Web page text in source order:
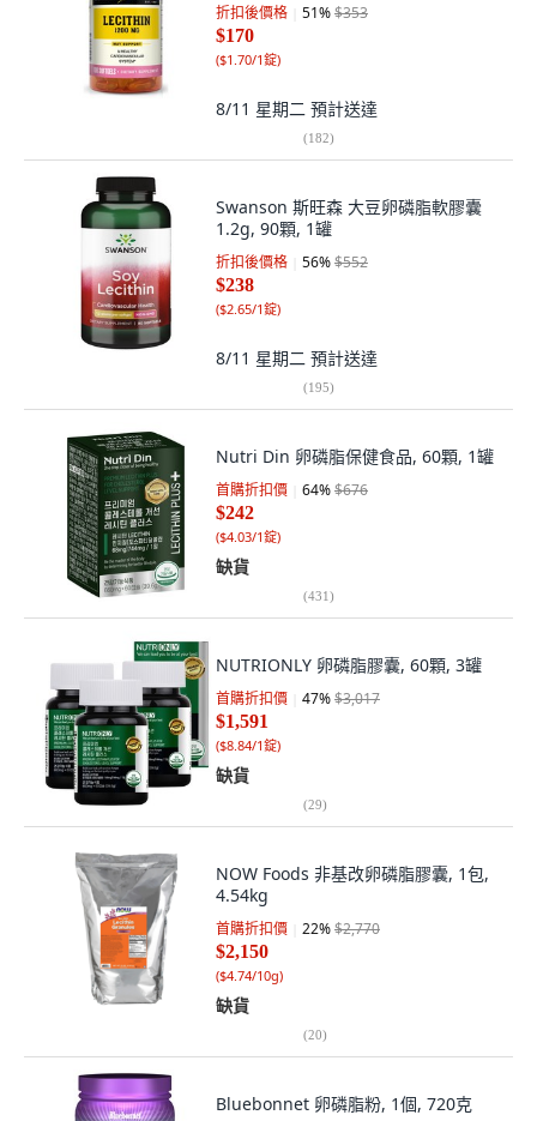
折扣後價格 51%$353
$170
($1.70/1錠)
8/11 星期二 預計送達
(182)
Swanson 斯旺森 大豆卵磷脂軟膠囊
1.2g, 90顆, 1罐
折扣後價格 56%$552
$238
($2.65/1錠)
8/11 星期二 預計送達
(195)
Nutri Din 卵磷脂保健食品, 60顆, 1罐
首購折扣價 64%$676
$242
($4.03/1錠)
缺貨
(431)
NUTRIONLY 卵磷脂膠囊, 60顆, 3罐
首購折扣價 47%$3,017
$1,591
($8.84/1錠)
缺貨
(29)
NOW Foods 非基改卵磷脂膠囊, 1包,
4.54kg
首購折扣價 22%$2,770
$2,150
($4.74/10g)
缺貨
(20)
Bluebonnet 卵磷脂粉, 1個, 720克